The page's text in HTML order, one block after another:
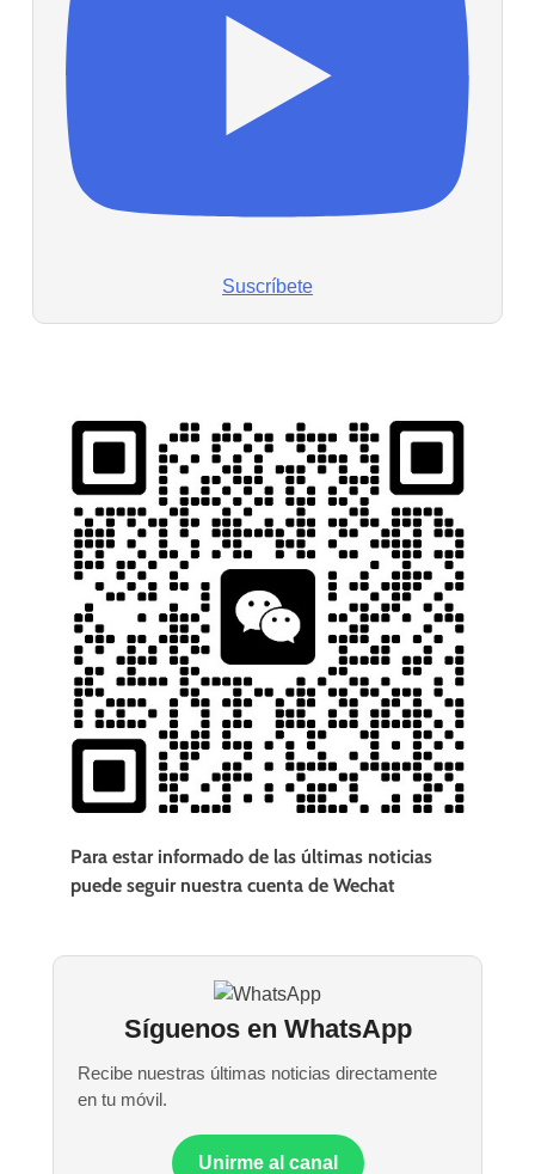
Suscríbete
Para estar informado de las últimas noticias
puede seguir nuestra cuenta de Wechat
Síguenos en WhatsApp
Recibe nuestras últimas noticias directamente
en tu móvil.
Unirme al canal